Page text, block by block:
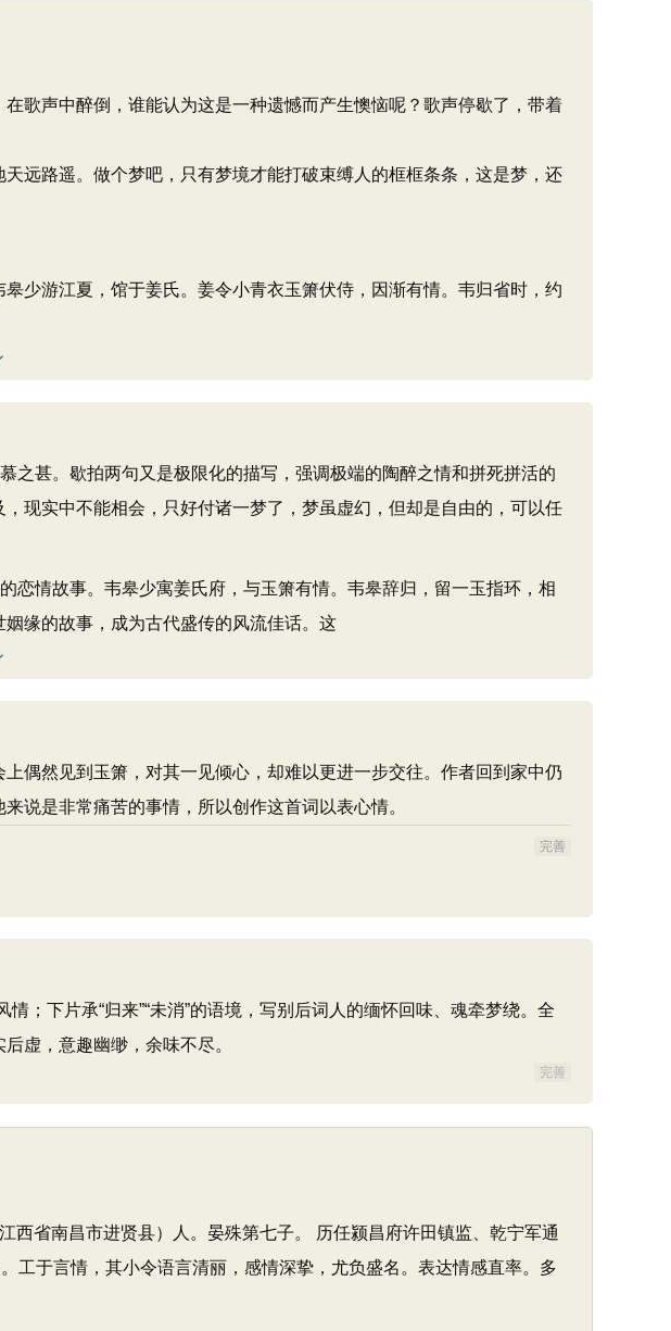
歌声中醉倒，谁能认为这是一种遗憾而产生懊恼呢？歌声停歇了，带着
远路遥。做个梦吧，只有梦境才能打破束缚人的框框条条，这是梦，还
少游江夏，馆于姜氏。姜令小青衣玉箫伏侍，因渐有情。韦归省时，约
甚。歇拍两句又是极限化的描写，强调极端的陶醉之情和拼死拼活的
现实中不能相会，只好付诸一梦了，梦虽虚幻，但却是自由的，可以任
情故事。韦皋少寓姜氏府，与玉箫有情。韦皋辞归，留一玉指环，相
缘的故事，成为古代盛传的风流佳话。这
然见到玉箫，对其一见倾心，却难以更进一步交往。作者回到家中仍
说是非常痛苦的事情，所以创作这首词以表心情。
完善
下片承“归来”“未消”的语境，写别后词人的缅怀回味、魂牵梦绕。全
虚，意趣幽缈，余味不尽。
完善
省南昌市进贤县）人。晏殊第七子。 历任颍昌府许田镇监、乾宁军通
工于言情，其小令语言清丽，感情深挚，尤负盛名。表达情感直率。多